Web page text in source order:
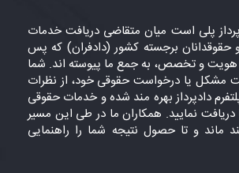
پلی است میان متقاضی دریافت خدمات
حقوقدانان برجسته کشور (دادفران) که پس
هویت و تخصص، به جمع ما پیوسته اند. شما
مشکل یا درخواست حقوقی خود، از نظرات
دادپرداز بهره مند شده و خدمات حقوقی
دریافت نمایید. همکاران ما در طی این مسیر
ماند و تا حصول نتیجه شما را راهنمایی